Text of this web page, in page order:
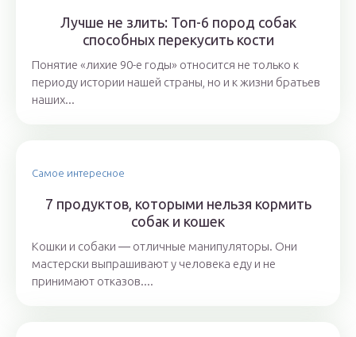
Лучше не злить: Топ-6 пород собак
способных перекусить кости
Понятие «лихие 90-е годы» относится не только к
периоду истории нашей страны, но и к жизни братьев
наших...
Самое интересное
7 продуктов, которыми нельзя кормить
собак и кошек
Кошки и собаки ― отличные манипуляторы. Они
мастерски выпрашивают у человека еду и не
принимают отказов....